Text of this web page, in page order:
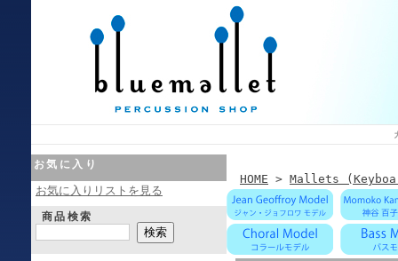
お気に入り
お気に入りリストを見る
商品検索
HOME > Mallets